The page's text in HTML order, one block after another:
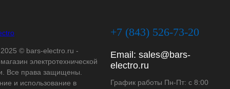
© bars-electro.ru -
электротехнической
Все права защищены.
и использование в
+7 (843) 526-73-20
Email: sales@bars-
electro.ru
График работы Пн-Пт: с 8:00